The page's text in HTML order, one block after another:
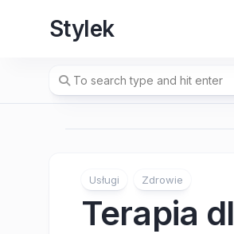
Stylek
Usługi Zdrowie
Terapia